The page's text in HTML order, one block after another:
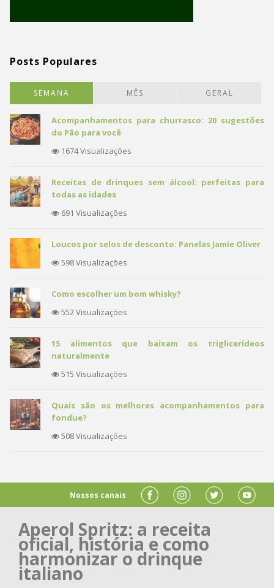
Posts Populares
SEMANA MÊS GERAL
Acompanhamentos para churrasco: 20 sugestões
do Pão para você
1674 Visualizações
Receitas de drinques sem álcool: perfeitas para
todas as idades
691 Visualizações
Loucos por selos de desconto: Panelas Jamie Oliver
598 Visualizações
Como escolher um bom whisky?
552 Visualizações
15 alimentos que baixam os triglicerídeos
naturalmente
515 Visualizações
Quais são os melhores acompanhamentos para
fondue?
508 Visualizações
Nossos canais
Aperol Spritz: a receita
oficial, história e como
harmonizar o drinque
italiano